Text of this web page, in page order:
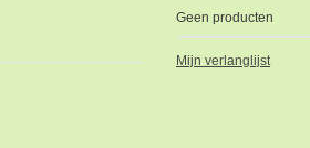
Geen producten
Mijn verlanglijst